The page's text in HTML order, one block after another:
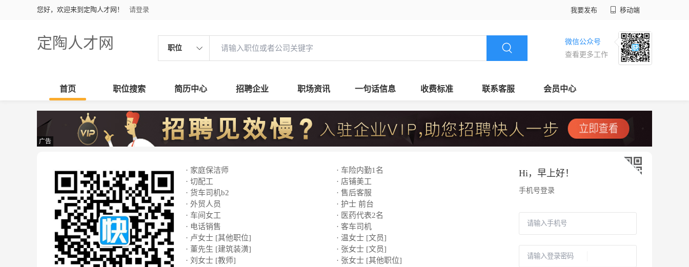
您好，欢迎来到定陶人才网！ 请登录 我要发布 移动端
定陶人才网 职位
微信公众号
查看更多工作
首页 职位搜索 简历中心 招聘企业 职场资讯 一句话信息 收费标准 联系客服 会员中心
广告
· 家庭保洁师
· 车险内勤1名
· 切配工
· 店铺美工
· 货车司机b2
· 售后客服
· 外贸人员
· 护士 前台
· 车间女工
· 医药代表2名
· 电话销售
· 客车司机
· 卢女士 [其他职位]
· 温女士 [文员]
· 董先生 [建筑装潢]
· 张女士 [文员]
· 刘女士 [教师]
· 张女士 [其他职位]
Hi， 早上好！
手机号登录